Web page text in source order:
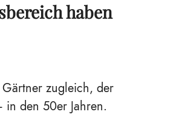
haben
zugleich, der
den 50er Jahren.